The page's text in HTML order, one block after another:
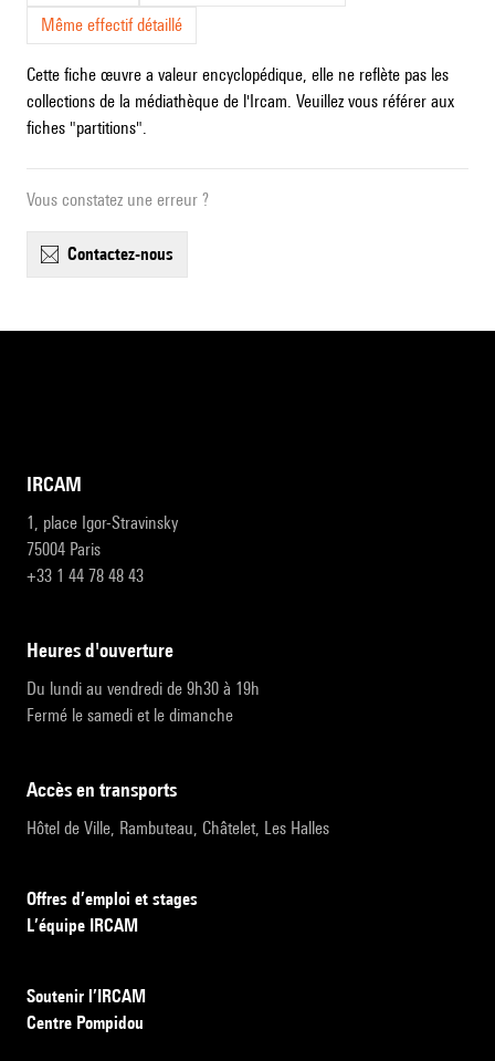
Même effectif détaillé
Cette fiche œuvre a valeur encyclopédique, elle ne reflète pas les
collections de la médiathèque de l'Ircam. Veuillez vous référer aux
fiches "partitions".
Vous constatez une erreur ?
contactez-nous
IRCAM
1, place Igor-Stravinsky
75004 Paris
+33 1 44 78 48 43
heures d'ouverture
Du lundi au vendredi de 9h30 à 19h
Fermé le samedi et le dimanche
accès en transports
Hôtel de Ville, Rambuteau, Châtelet, Les Halles
Offres d’emploi et stages
L’équipe IRCAM
Soutenir l’IRCAM
Centre Pompidou